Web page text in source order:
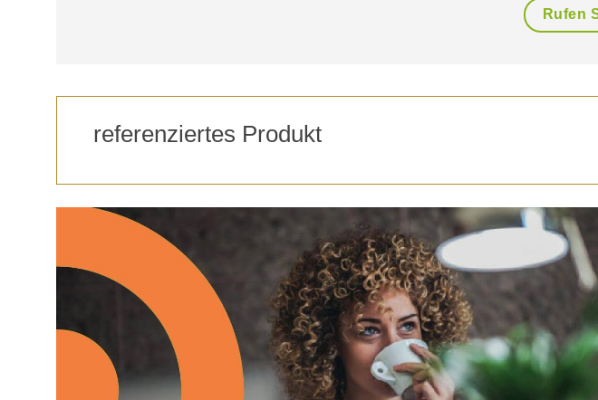
Rufen
referenziertes Produkt